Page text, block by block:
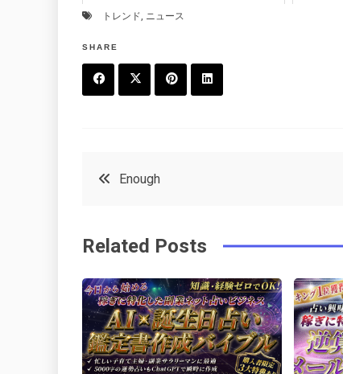
トレンド, ニュース
SHARE
o
k
t
r
e
t
in
投
ナ
ビ
ゲ
Enough
Related Posts